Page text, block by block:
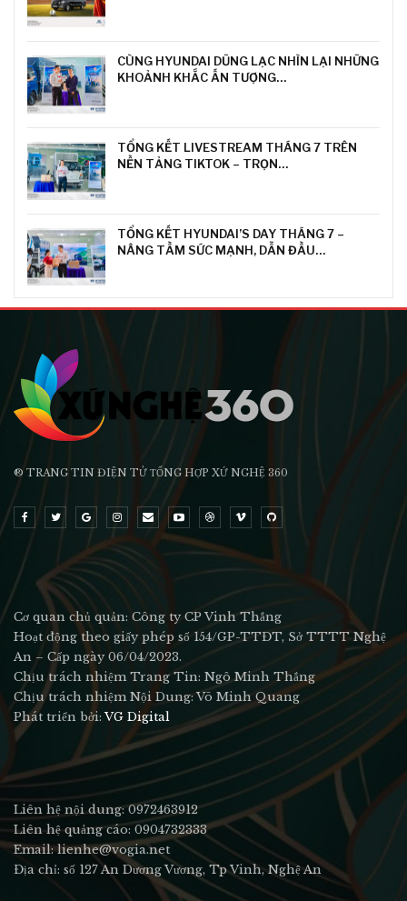
CÙNG HYUNDAI DŨNG LẠC NHÌN LẠI NHỮNG
KHOẢNH KHẮC ẤN TƯỢNG…
TỔNG KẾT LIVESTREAM THÁNG 7 TRÊN
NỀN TẢNG TIKTOK – TRỌN…
TỔNG KẾT HYUNDAI’S DAY THÁNG 7 –
NÂNG TẦM SỨC MẠNH, DẪN ĐẦU…
® TRANG TIN ĐIỆN TỬ ТỔNG HỢP XỨ NGHỆ 360
Cơ quan chủ quản: Công ty CP Vinh Thắng
Hoạt động theo giấy phép số 154/GP-TTĐT, Sở TTTT Nghệ
An – Cấp ngày 06/04/2023.
Chịu trách nhiệm Trang Tin: Ngô Minh Thắng
Chịu trách nhiệm Nội Dung: Võ Minh Quang
Phát triển bởi:VG Digital
Liên hệ nội dung: 0972463912
Liên hệ quảng cáo: 0904732333
Email: lienhe@vogia.net
Địa chỉ: số 127 An Dương Vương, Tp Vinh, Nghệ An